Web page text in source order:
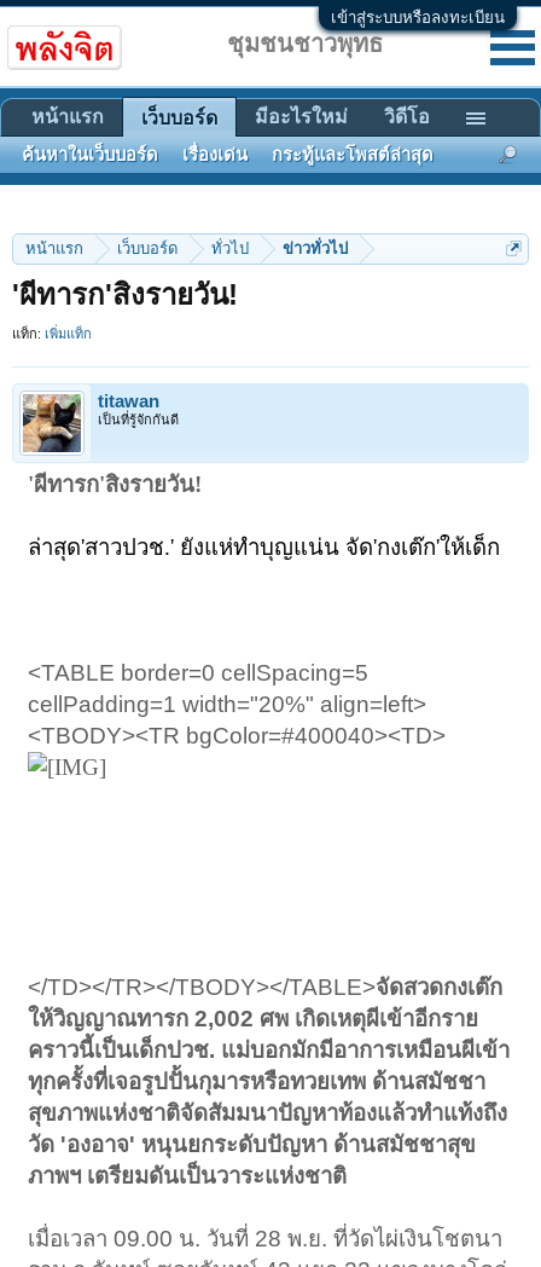
เข้าสู่ระบบหรือลงทะเบียน
หน้าแรก เว็บบอร์ด ทั่วไป ข่าวทั่วไป
'ผีทารก'สิงรายวัน!
แท็ก: เพิ่มแท็ก
titawan
เป็นที่รู้จักกันดี
'ผีทารก'สิงรายวัน!
ล่าสุด'สาวปวช.' ยังแห่ทำบุญแน่น จัด'กงเต๊ก'ให้เด็ก
<TABLE border=0 cellSpacing=5
cellPadding=1 width="20%" align=left>
<TBODY><TR bgColor=#400040><TD>
</TD></TR></TBODY></TABLE>จัดสวดกงเต๊ก
ให้วิญญาณทารก 2,002 ศพ เกิดเหตุผีเข้าอีกราย
คราวนี้เป็นเด็กปวช. แม่บอกมักมีอาการเหมือนผีเข้า
ทุกครั้งที่เจอรูปปั้นกุมารหรือทวยเทพ ด้านสมัชชา
สุขภาพแห่งชาติจัดสัมมนาปัญหาท้องแล้วทำแท้งถึง
วัด 'องอาจ' หนุนยกระดับปัญหา ด้านสมัชชาสุข
ภาพฯ เตรียมดันเป็นวาระแห่งชาติ
เมื่อเวลา 09.00 น. วันที่ 28 พ.ย. ที่วัดไผ่เงินโชตนา
ชุมชนชาวพุทธ
หน้าแรก เว็บบอร์ด
ค้นหาในเว็บบอร์ด เรื่องเด่น กระทู้และโพสต์ล่าสุด
มีอะไรใหม่ วิดีโอ